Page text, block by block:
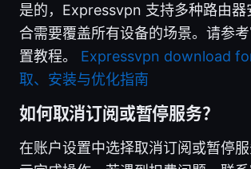
是的，Expressvpn 支持多种路由器
合需要覆盖所有设备的场景。请参
置教程。 Expressvpn download
取、安装与优化指南
如何取消订阅或暂停服务？
在账户设置中选择取消订阅或暂停